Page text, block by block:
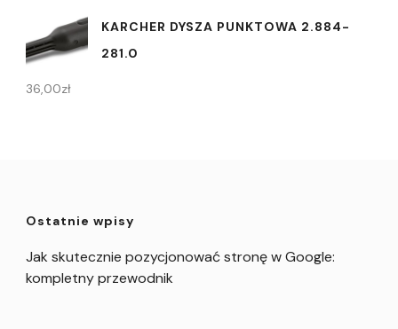
KARCHER DYSZA PUNKTOWA 2.884-
281.0
36,00zł
Ostatnie wpisy
Jak skutecznie pozycjonować stronę w Google:
kompletny przewodnik